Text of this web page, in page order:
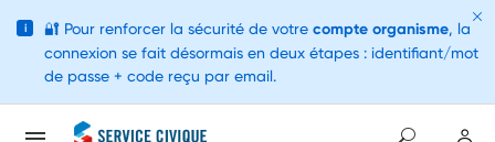
i 🔐 Pour renforcer la sécurité de votre compte organisme, la
connexion se fait désormais en deux étapes : identifiant/mot
de passe + code reçu par email.